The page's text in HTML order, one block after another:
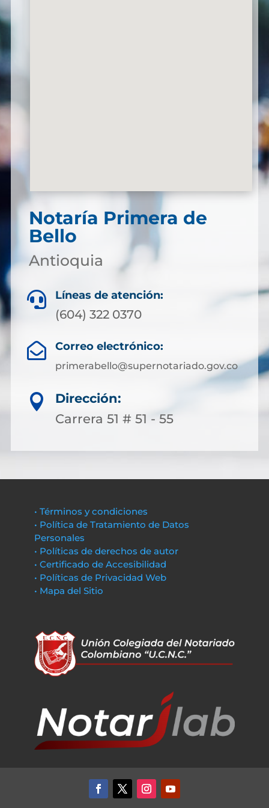
Notaría Primera de
Bello
Antioquia
 Líneas de atención:
(604) 322 0370
 Correo electrónico:
primerabello@supernotariado.gov.co

Dirección:
Carrera 51 # 51 - 55
• Términos y condiciones
• Política de Tratamiento de Datos
Personales
• Políticas de derechos de autor
• Certificado de Accesibilidad
• Políticas de Privacidad Web
• Mapa del Sitio